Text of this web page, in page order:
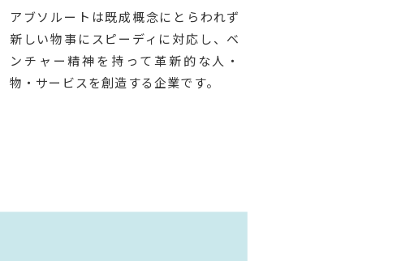
新しい物事にスピーディに対応し、ベ
ンチャー精神を持って革新的な人・
物・サービスを創造する企業です。